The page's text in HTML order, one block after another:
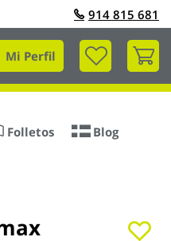
914 815 681
Mi Perfil
Mi
Folletos Blog